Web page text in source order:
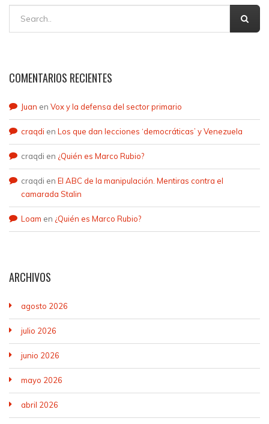
COMENTARIOS RECIENTES
Juan en Vox y la defensa del sector primario
craqdi en Los que dan lecciones ‘democráticas’ y Venezuela
craqdi en ¿Quién es Marco Rubio?
craqdi en El ABC de la manipulación. Mentiras contra el
camarada Stalin
Loam en ¿Quién es Marco Rubio?
ARCHIVOS
agosto 2026
julio 2026
junio 2026
mayo 2026
abril 2026